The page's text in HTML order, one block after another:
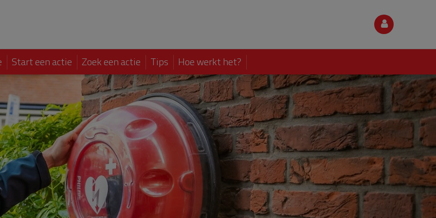
Start een actie Zoek een actie Tips Hoe werkt het?